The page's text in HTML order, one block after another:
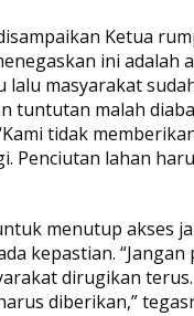
Ketua
ini adalah
lalu masyarakat
tuntutan malah
tidak
Penciutan lahan
menutup akses
kepastian. “Jangan
dirugikan
diberikan,”